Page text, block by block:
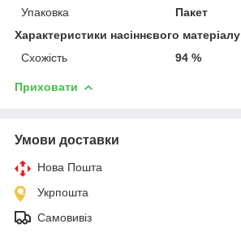
Упаковка
Пакет
Характеристики насіннєвого матеріалу
Схожість
94 %
Приховати
Умови доставки
Нова Пошта
Укрпошта
Самовивіз